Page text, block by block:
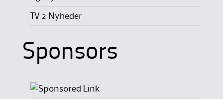
TV 2 Nyheder
Sponsors